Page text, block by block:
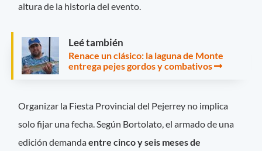
altura de la historia del evento.
Leé también
Renace un clásico: la laguna de Monte
entrega pejes gordos y combativos
Organizar la Fiesta Provincial del Pejerrey no implica
solo fijar una fecha. Según Bortolato, el armado de una
edición demandaentre cinco y seis meses de